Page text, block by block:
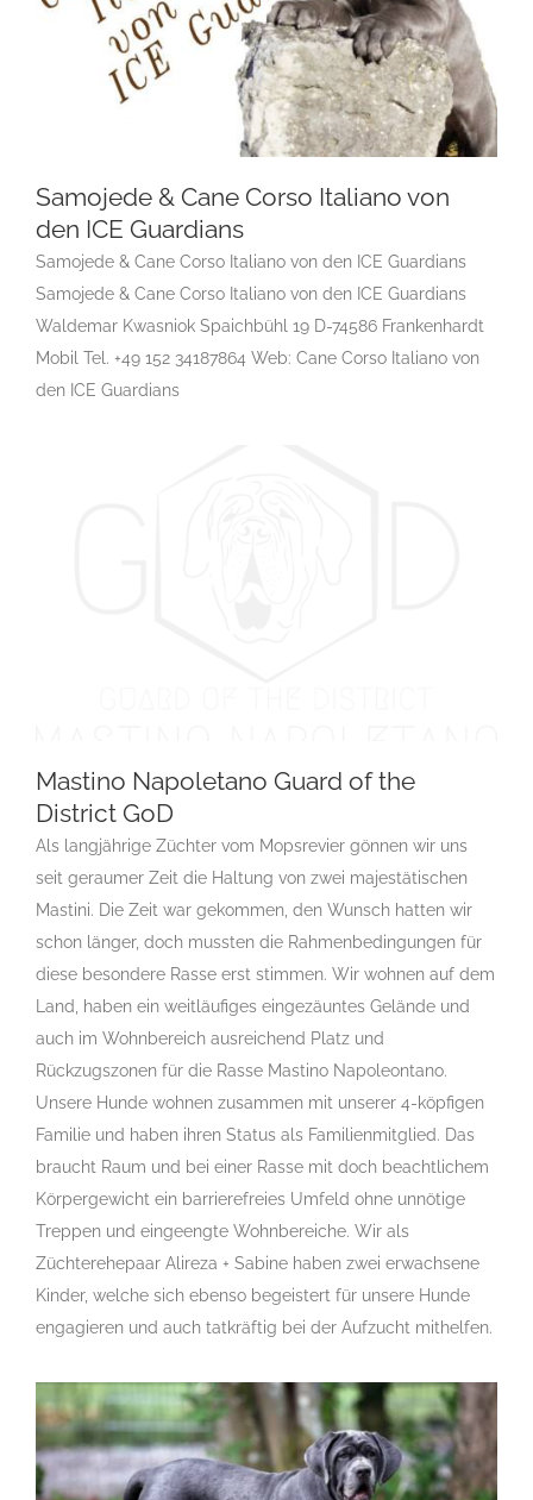
Samojede & Cane Corso Italiano von den ICE
Guardians
Gruppe 2-Sektion 2.1 Züchter Cane Corso Italiano Gruppe
5-Sektion 5 Züchter Samojede Gruppen Des CAR e.V.
Samojede & Cane Corso Italiano von
den ICE Guardians
Samojede & Cane Corso Italiano von den ICE Guardians
Samojede & Cane Corso Italiano von den ICE Guardians
Waldemar Kwasniok Spaichbühl 19 D-74586 Frankenhardt
Mobil Tel. +49 152 34187864 Web: Cane Corso Italiano von
den ICE Guardians
Mastino Napoletano Guard of the District GoD
ACI-Standard Gruppe 2 Gruppe 2-Sektion 2 Gruppe 2-
Sektion 2 Züchter Mastino Napoletano PQS Rassehunde
Standard Rassehunde-Verein
Rassehundeclub CAR e.V.
Rassehundezüchter
Mastino Napoletano Guard of the
District GoD
Als langjährige Züchter vom Mopsrevier gönnen wir uns
seit geraumer Zeit die Haltung von zwei majestätischen
Mastini. Die Zeit war gekommen, den Wunsch hatten wir
schon länger, doch mussten die Rahmenbedingungen für
diese besondere Rasse erst stimmen. Wir wohnen auf dem
Land, haben ein weitläufiges eingezäuntes Gelände und
auch im Wohnbereich ausreichend Platz und
Rückzugszonen für die Rasse Mastino Napoleontano.
Unsere Hunde wohnen zusammen mit unserer 4-köpfigen
Familie und haben ihren Status als Familienmitglied. Das
braucht Raum und bei einer Rasse mit doch beachtlichem
Körpergewicht ein barrierefreies Umfeld ohne unnötige
Treppen und eingeengte Wohnbereiche. Wir als
Züchterehepaar Alireza + Sabine haben zwei erwachsene
Kinder, welche sich ebenso begeistert für unsere Hunde
engagieren und auch tatkräftig bei der Aufzucht mithelfen.